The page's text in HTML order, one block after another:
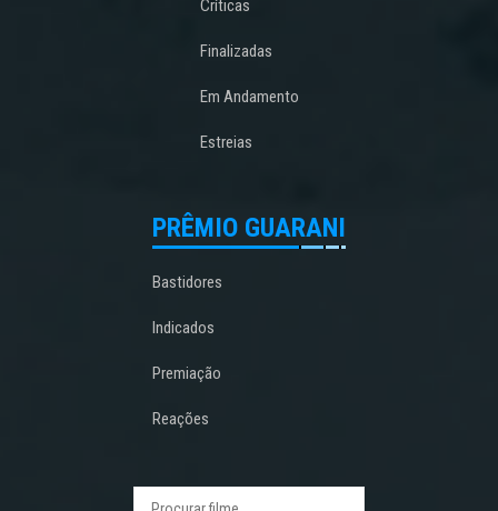
Críticas
Finalizadas
Em Andamento
Estreias
PRÊMIO GUARANI
Bastidores
Indicados
Premiação
Reações